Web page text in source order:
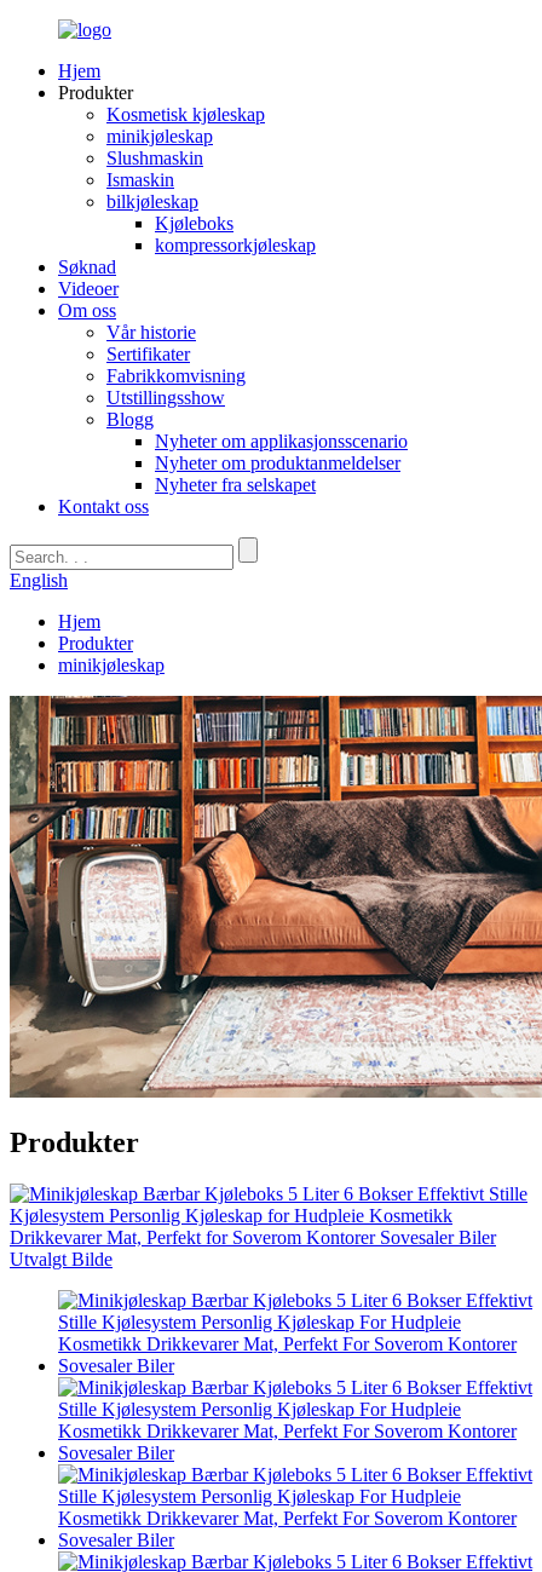
Hjem
Produkter
Kosmetisk kjøleskap
minikjøleskap
Slushmaskin
Ismaskin
bilkjøleskap
Kjøleboks
kompressorkjøleskap
Søknad
Videoer
Om oss
Vår historie
Sertifikater
Fabrikkomvisning
Utstillingsshow
Blogg
Nyheter om applikasjonsscenario
Nyheter om produktanmeldelser
Nyheter fra selskapet
Kontakt oss
English
Hjem
Produkter
minikjøleskap
Produkter